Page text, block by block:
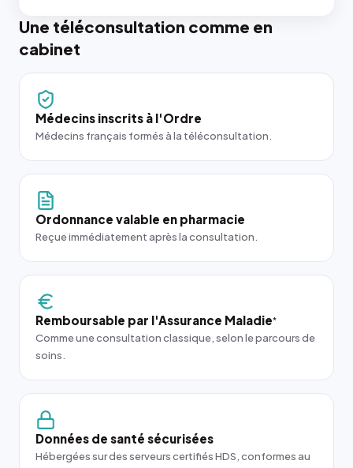
Une téléconsultation comme en
cabinet
Médecins inscrits à l'Ordre
Médecins français formés à la téléconsultation.
Ordonnance valable en pharmacie
Reçue immédiatement après la consultation.
Remboursable par l'Assurance Maladie*
Comme une consultation classique, selon le parcours de
soins.
Données de santé sécurisées
Hébergées sur des serveurs certifiés HDS, conformes au